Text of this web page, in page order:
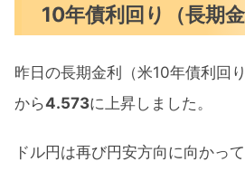
10年債利回り（長期金
昨日の長期金利（米10年債利回
から4.573に上昇しました。
ドル円は再び円安方向に向かって